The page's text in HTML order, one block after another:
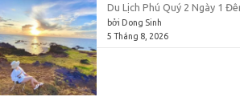
Du Lịch Phú Quý 2 Ngày 1
bởi Dong Sinh
5 Tháng 8, 2026